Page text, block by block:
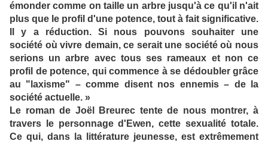
émonder comme on taille un arbre jusqu'à ce qu'il n'ait
plus que le profil d'une potence, tout à fait significative.
Il y a réduction. Si nous pouvons souhaiter une
société où vivre demain, ce serait une société où nous
serions un arbre avec tous ses rameaux et non ce
profil de potence, qui commence à se dédoubler grâce
au "laxisme" – comme disent nos ennemis – de la
société actuelle. »
Le roman de Joël Breurec tente de nous montrer, à
travers le personnage d'Ewen, cette sexualité totale.
Ce qui, dans la littérature jeunesse, est extrêmement